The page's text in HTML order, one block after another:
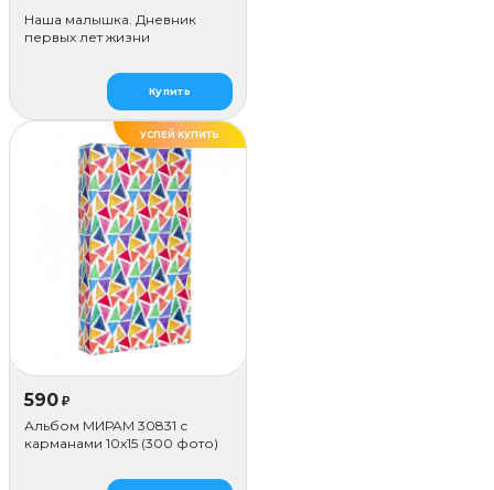
Наша малышка. Дневник
первых лет жизни
Купить
УСПЕЙ КУПИТЬ
590 ₽
Альбом МИРАМ 30831 с
карманами 10x15 (300 фото)